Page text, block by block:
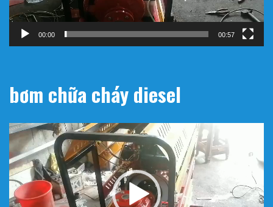
00:00 00:57
bơm chữa cháy diesel
Trình
chơi
Video